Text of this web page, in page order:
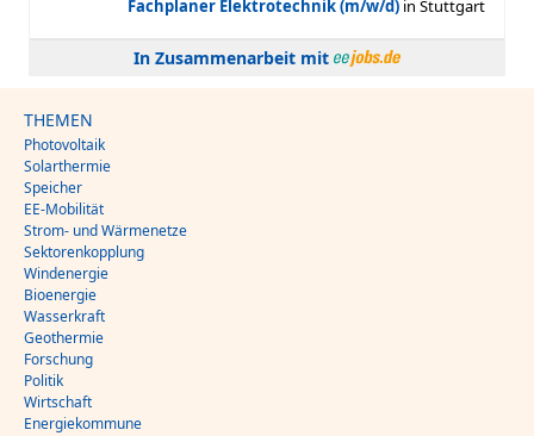
In Zusammenarbeit mit
THEMEN
Photovoltaik
Solarthermie
Speicher
EE-Mobilität
Strom- und Wärmenetze
Sektorenkopplung
Windenergie
Bioenergie
Wasserkraft
Geothermie
Forschung
Politik
Wirtschaft
Energiekommune